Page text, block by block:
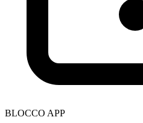
BLOCCO APP